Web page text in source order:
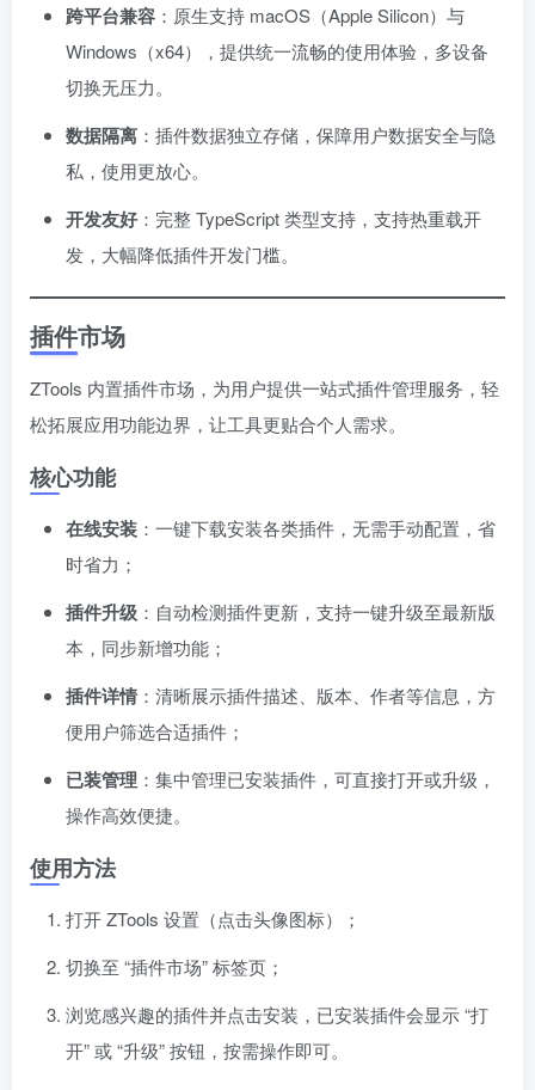
跨平台兼容 ：原生支持 macOS（Apple Silicon）与
Windows（x64），提供统一流畅的使用体验，多设备
切换无压力。
数据隔离 ：插件数据独立存储，保障用户数据安全与隐
私，使用更放心。
开发友好：完整 TypeScript 类型支持，支持热重载开
发，大幅降低插件开发门槛。
插件市场
ZTools 内置插件市场，为用户提供一站式插件管理服务，轻
松拓展应用功能边界，让工具更贴合个人需求。
核心功能
在线安装 ：一键下载安装各类插件，无需手动配置，省
时省力；
插件升级 ：自动检测插件更新，支持一键升级至最新版
本，同步新增功能；
插件详情 ：清晰展示插件描述、版本、作者等信息，方
便用户筛选合适插件；
已装管理 ：集中管理已安装插件，可直接打开或升级，
操作高效便捷。
使用方法
打开 ZTools 设置（点击头像图标）；
切换至 “插件市场” 标签页；
浏览感兴趣的插件并点击安装，已安装插件会显示 “打
开” 或 “升级” 按钮，按需操作即可。